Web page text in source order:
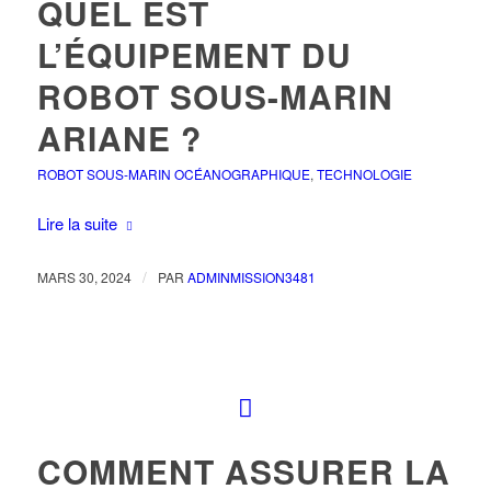
QUEL EST
L’ÉQUIPEMENT DU
ROBOT SOUS-MARIN
ARIANE ?
ROBOT SOUS-MARIN OCÉANOGRAPHIQUE, TECHNOLOGIE
Lire la suite
MARS 30, 2024 / PAR ADMINMISSION3481
COMMENT ASSURER LA